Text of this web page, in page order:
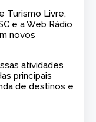
Turismo Livre,
e a Web Rádio
novos
atividades
principais
de destinos e